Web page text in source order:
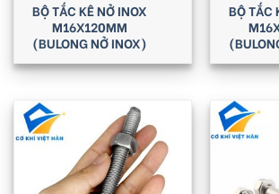
BỘ TẮC KÊ NỞ INOX
M16X120MM
(BULONG NỞ INOX)
BỘ TẮC